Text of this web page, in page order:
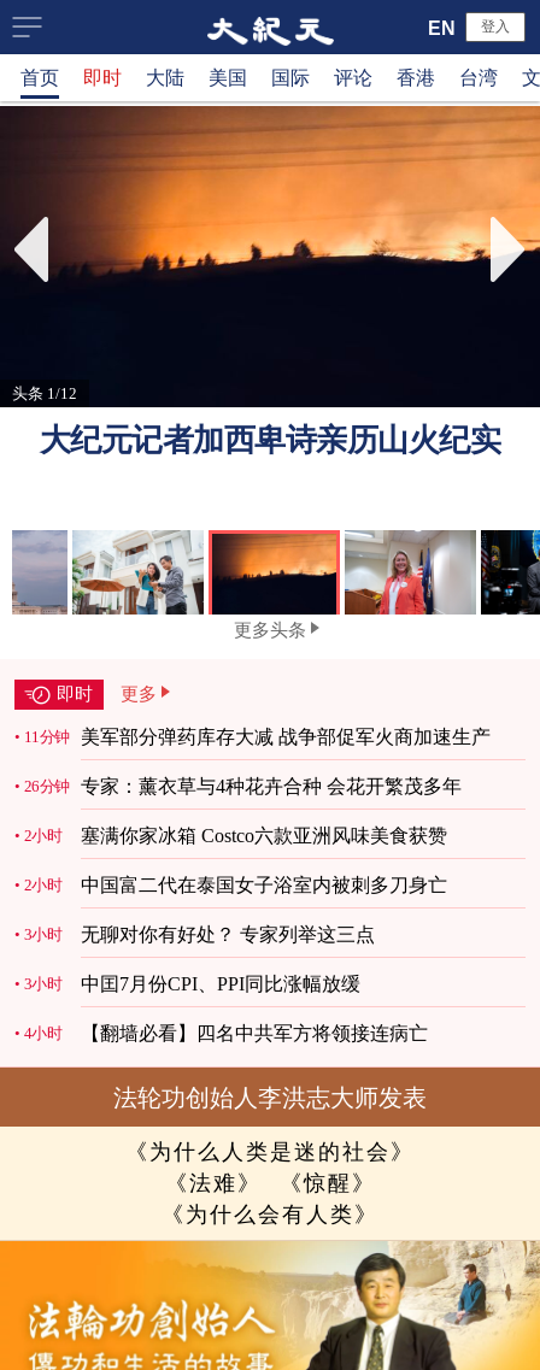
大
纪
新
网
登入
EN
首页 即时 大陆 美国 国际 评论 香港 台湾
头条 1/12
大纪元记者加西卑诗亲历山火纪实
更多头条
即时 更多
11分钟 美军部分弹药库存大减 战争部促军火商加速生产
26分钟 专家：薰衣草与4种花卉合种 会花开繁茂多年
2小时 塞满你家冰箱 Costco六款亚洲风味美食获赞
2小时 中国富二代在泰国女子浴室内被刺多刀身亡
3小时 无聊对你有好处？ 专家列举这三点
3小时 中囯7月份CPI、PPI同比涨幅放缓
4小时 【翻墙必看】四名中共军方将领接连病亡
法轮功创始人李洪志大师发表
《为什么人类是迷的社会》
《法难》
《惊醒》
《为什么会有人类》